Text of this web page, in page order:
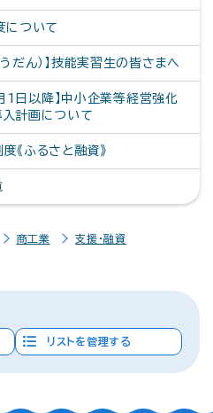
について
だん）】技能実習生の皆さまへ
1日以降】中小企業等経営強化
計画について
《ふるさと融資》
商工業
支援・融資
リストを管理する